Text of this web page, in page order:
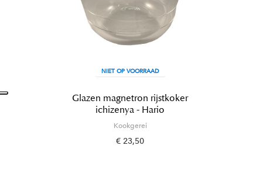
NIET OP VOORRAAD
Glazen magnetron rijstkoker
ichizenya - Hario
Kookgerei
€ 23,50